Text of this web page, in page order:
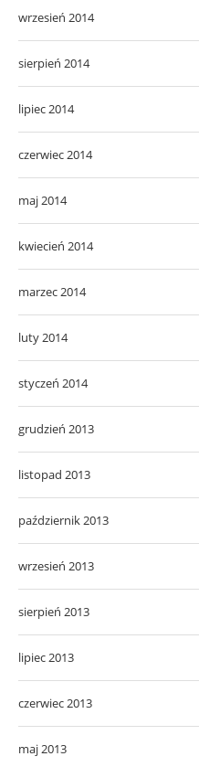
wrzesień 2014
sierpień 2014
lipiec 2014
czerwiec 2014
maj 2014
kwiecień 2014
marzec 2014
luty 2014
styczeń 2014
grudzień 2013
listopad 2013
październik 2013
wrzesień 2013
sierpień 2013
lipiec 2013
czerwiec 2013
maj 2013